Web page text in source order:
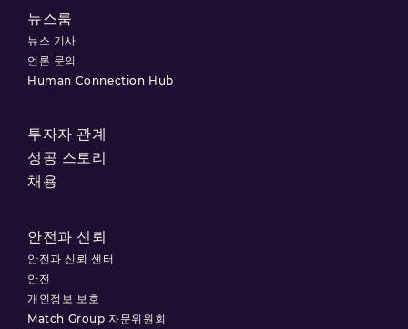
뉴스룸
뉴스 기사
언론 문의
Human Connection Hub
투자자 관계
성공 스토리
채용
안전과 신뢰
안전과 신뢰 센터
안전
개인정보 보호
Match Group 자문위원회